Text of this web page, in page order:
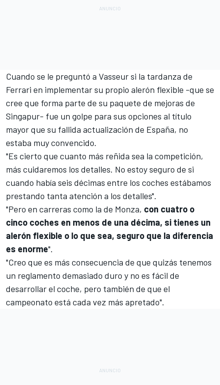
Cuando se le preguntó a Vasseur si la tardanza de
Ferrari en implementar su propio alerón flexible -que se
cree que forma parte de su paquete de mejoras de
Singapur- fue un golpe para sus opciones al título
mayor que su fallida actualización de España, no
estaba muy convencido.
"Es cierto que cuanto más reñida sea la competición,
más cuidaremos los detalles. No estoy seguro de si
cuando había seis décimas entre los coches estábamos
prestando tanta atención a los detalles".
"Pero en carreras como la de Monza, con cuatro o
cinco coches en menos de una décima, si tienes un
alerón flexible o lo que sea, seguro que la diferencia
es enorme".
"Creo que es más consecuencia de que quizás tenemos
un reglamento demasiado duro y no es fácil de
desarrollar el coche, pero también de que el
campeonato está cada vez más apretado".